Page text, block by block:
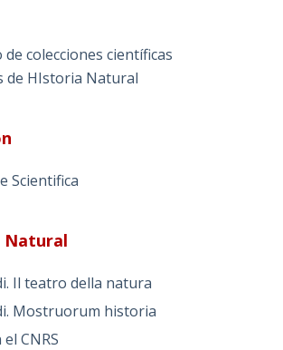
colecciones científicas
de HIstoria Natural
Scientifica
Natural
Il teatro della natura
Mostruorum historia
CNRS